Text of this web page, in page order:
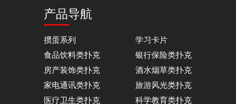
产品导航
掼蛋系列
学习卡片
食品饮料类扑克
银行保险类扑克
房产装饰类扑克
酒水烟草类扑克
家电通讯类扑克
旅游风光类扑克
医疗卫生类扑克
科学教育类扑克